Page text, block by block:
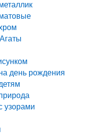
день рождения
узорами